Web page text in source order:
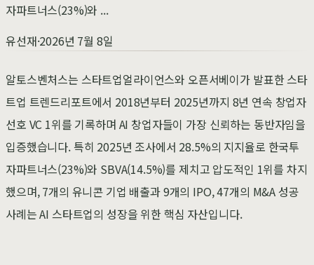
자파트너스(23%)와 ...
유선재·2026년 7월 8일
알토스벤처스는 스타트업얼라이언스와 오픈서베이가 발표한 스타
트업 트렌드리포트에서 2018년부터 2025년까지 8년 연속 창업자
선호 VC 1위를 기록하며 AI 창업자들이 가장 신뢰하는 동반자임을
입증했습니다. 특히 2025년 조사에서 28.5%의 지지율로 한국투
자파트너스(23%)와 SBVA(14.5%)를 제치고 압도적인 1위를 차지
했으며, 7개의 유니콘 기업 배출과 9개의 IPO, 47개의 M&A 성공
사례는 AI 스타트업의 성장을 위한 핵심 자산입니다.